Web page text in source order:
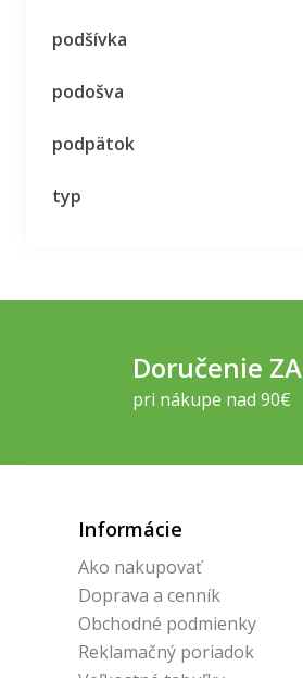
podšívka
podošva
podpätok
typ
Doručenie
pri nákupe nad 90€
Informácie
Ako nakupovať
Doprava a cenník
Obchodné podmienky
Reklamačný poriadok